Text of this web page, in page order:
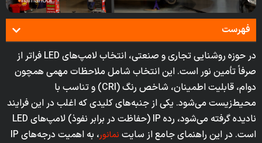
فهرست
در حوزه روشنایی تجاری و صنعتی، انتخاب لامپ‌های LED فراتر از
صرفاً تأمین نور است. این انتخاب شامل ملاحظات مهمی همچون
دوام، قابلیت اطمینان، شاخص رنگ (CRI) و تناسب با
محیط‌زیست می‌شود. یکی از جنبه‌های کلیدی که اغلب در این فرایند
نادیده گرفته می‌شود، رده IP (حفاظت در برابر نفوذ) لامپ‌های LED
است. در این راهنمای جامع از سایت نمانور
، به اهمیت درجه‌های IP